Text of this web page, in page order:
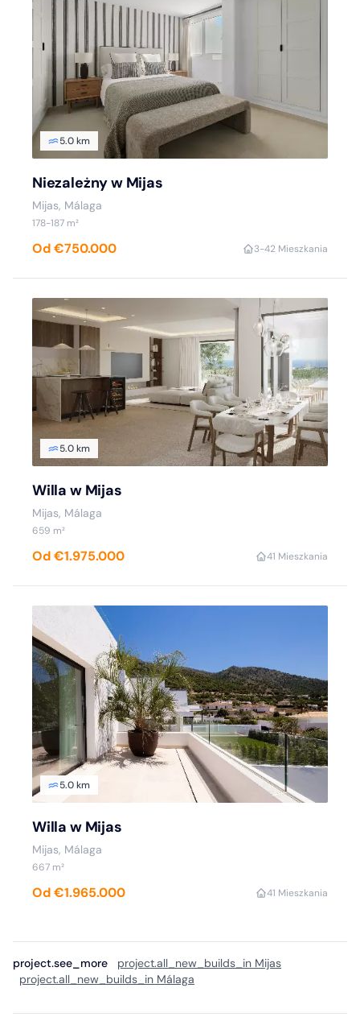
5.0 km
Niezależny w Mijas
Mijas, Málaga
178-187 m²
Od €750.000 3-42 Mieszkania
5.0 km
Willa w Mijas
Mijas, Málaga
659 m²
Od €1.975.000 41 Mieszkania
5.0 km
Willa w Mijas
Mijas, Málaga
667 m²
Od €1.965.000 41 Mieszkania
project.see_more
project.all_new_builds_in Mijas
project.all_new_builds_in Málaga